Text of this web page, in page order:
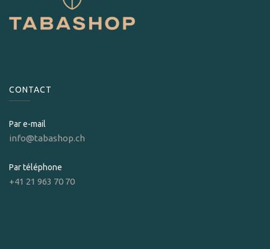
CONTACT
Par e-mail
info@tabashop.ch
Par téléphone
+41 21 963 70 70